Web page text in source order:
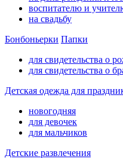
воспитателю и
на свадьбу
Бонбоньерки Папки
для свидетельства о
для свидетельства о
Детская одежда для
новогодняя
для девочек
для мальчиков
Детские развлечения